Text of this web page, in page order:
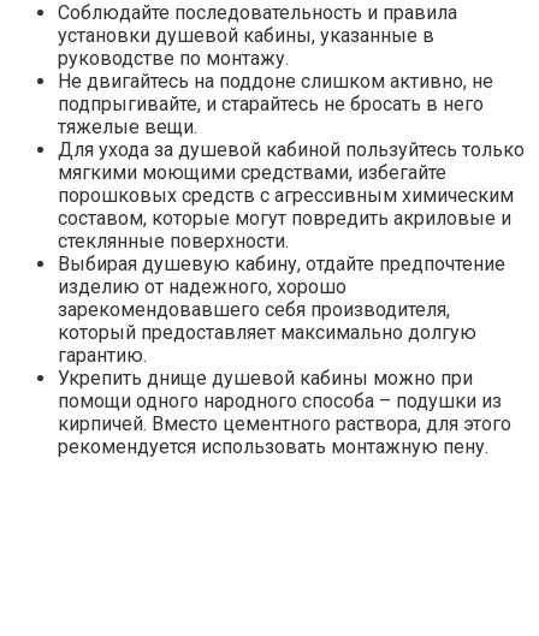
Соблюдайте последовательность и правила
установки душевой кабины, указанные в
руководстве по монтажу.
Не двигайтесь на поддоне слишком активно, не
подпрыгивайте, и старайтесь не бросать в него
тяжелые вещи.
Для ухода за душевой кабиной пользуйтесь только
мягкими моющими средствами, избегайте
порошковых средств с агрессивным химическим
составом, которые могут повредить акриловые и
стеклянные поверхности.
Выбирая душевую кабину, отдайте предпочтение
изделию от надежного, хорошо
зарекомендовавшего себя производителя,
который предоставляет максимально долгую
гарантию.
Укрепить днище душевой кабины можно при
помощи одного народного способа – подушки из
кирпичей. Вместо цементного раствора, для этого
рекомендуется использовать монтажную пену.